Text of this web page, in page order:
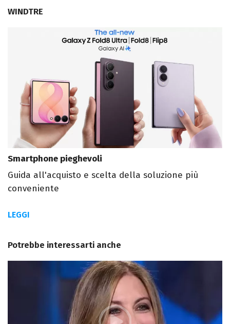
WINDTRE
Smartphone pieghevoli
Guida all'acquisto e scelta della soluzione più
conveniente
LEGGI
Potrebbe interessarti anche